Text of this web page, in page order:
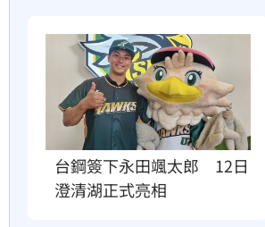
台鋼簽下永田颯太郎　12日
澄清湖正式亮相